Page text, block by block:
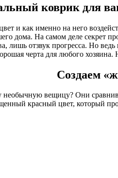
коврик для
и как именно на него
дома. На самом деле секрет
отзвук прогресса. Но
черта для любого
Создаем
вещицу? Они
красный цвет, который